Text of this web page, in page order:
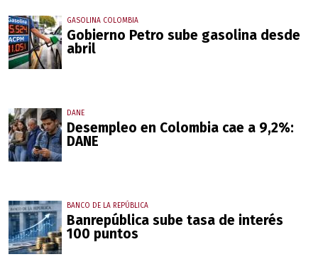
GASOLINA COLOMBIA
Gobierno Petro sube gasolina desde
abril
DANE
Desempleo en Colombia cae a 9,2%:
DANE
BANCO DE LA REPÚBLICA
Banrepública sube tasa de interés
100 puntos